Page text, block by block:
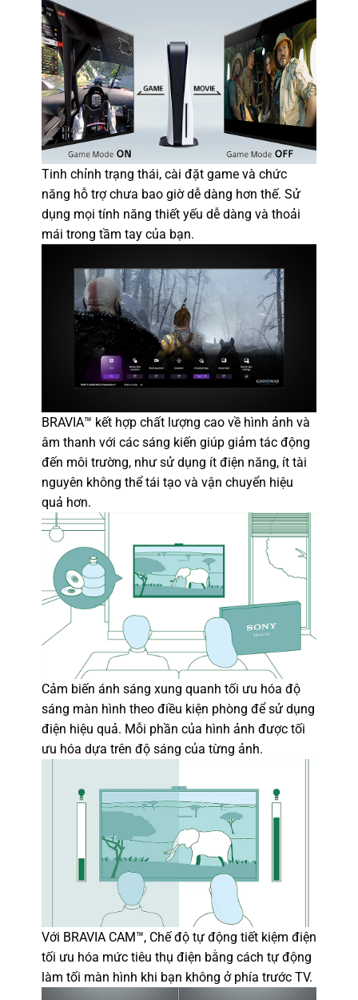
Tinh chỉnh trạng thái, cài đặt game và chức
năng hỗ trợ chưa bao giờ dễ dàng hơn thế. Sử
dụng mọi tính năng thiết yếu dễ dàng và thoải
mái trong tầm tay của bạn.
BRAVIA™ kết hợp chất lượng cao về hình ảnh và
âm thanh với các sáng kiến giúp giảm tác động
đến môi trường, như sử dụng ít điện năng, ít tài
nguyên không thể tái tạo và vận chuyển hiệu
quả hơn.
Cảm biến ánh sáng xung quanh tối ưu hóa độ
sáng màn hình theo điều kiện phòng để sử dụng
điện hiệu quả. Mỗi phần của hình ảnh được tối
ưu hóa dựa trên độ sáng của từng ảnh.
Với BRAVIA CAM™, Chế độ tự động tiết kiệm điện
tối ưu hóa mức tiêu thụ điện bằng cách tự động
làm tối màn hình khi bạn không ở phía trước TV.